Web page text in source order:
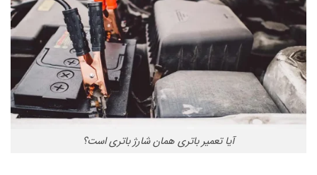
آیا تعمیر باتری همان شارژ باتری است؟